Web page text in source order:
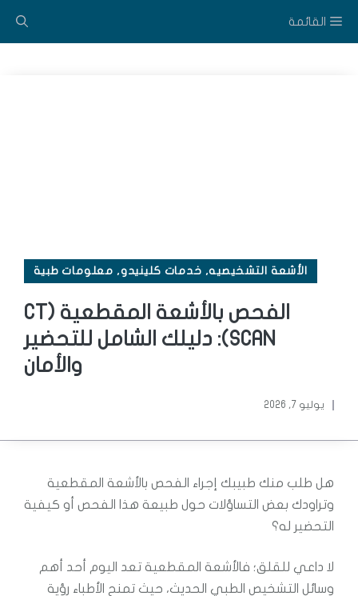
القائمة
الأشعة التشخيصيه, خدمات كلينيدو, معلومات طبية
الفحص بالأشعة المقطعية (CT
SCAN): دليلك الشامل للتحضير
والأمان
يوليو 7, 2026
هل طلب منك طبيبك إجراء الفحص بالأشعة المقطعية
وتراودك بعض التساؤلات حول طبيعة هذا الفحص أو كيفية
التحضير له؟
لا داعي للقلق؛ فالأشعة المقطعية تعد اليوم أحد أهم
وسائل التشخيص الطبي الحديث، حيث تمنح الأطباء رؤية